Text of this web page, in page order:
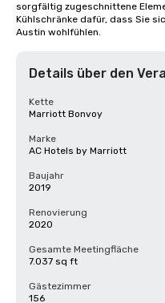
sorgfältig zugeschnittene
Kühlschränke dafür, dass Sie
Austin wohlfühlen.
Details über den
Kette
Marriott Bonvoy
Marke
AC Hotels by Marriott
Baujahr
2019
Renovierung
2020
Gesamte Meetingfläche
7.037 sq ft
Gästezimmer
156